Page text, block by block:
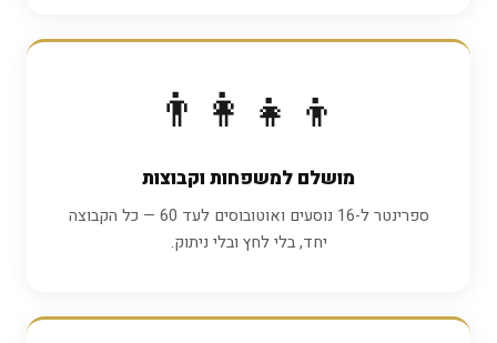
👨‍👩‍👧‍👦
מושלם למשפחות וקבוצות
ספרינטר ל-16 נוסעים ואוטובוסים לעד 60 — כל הקבוצה
יחד, בלי לחץ ובלי ניתוק.